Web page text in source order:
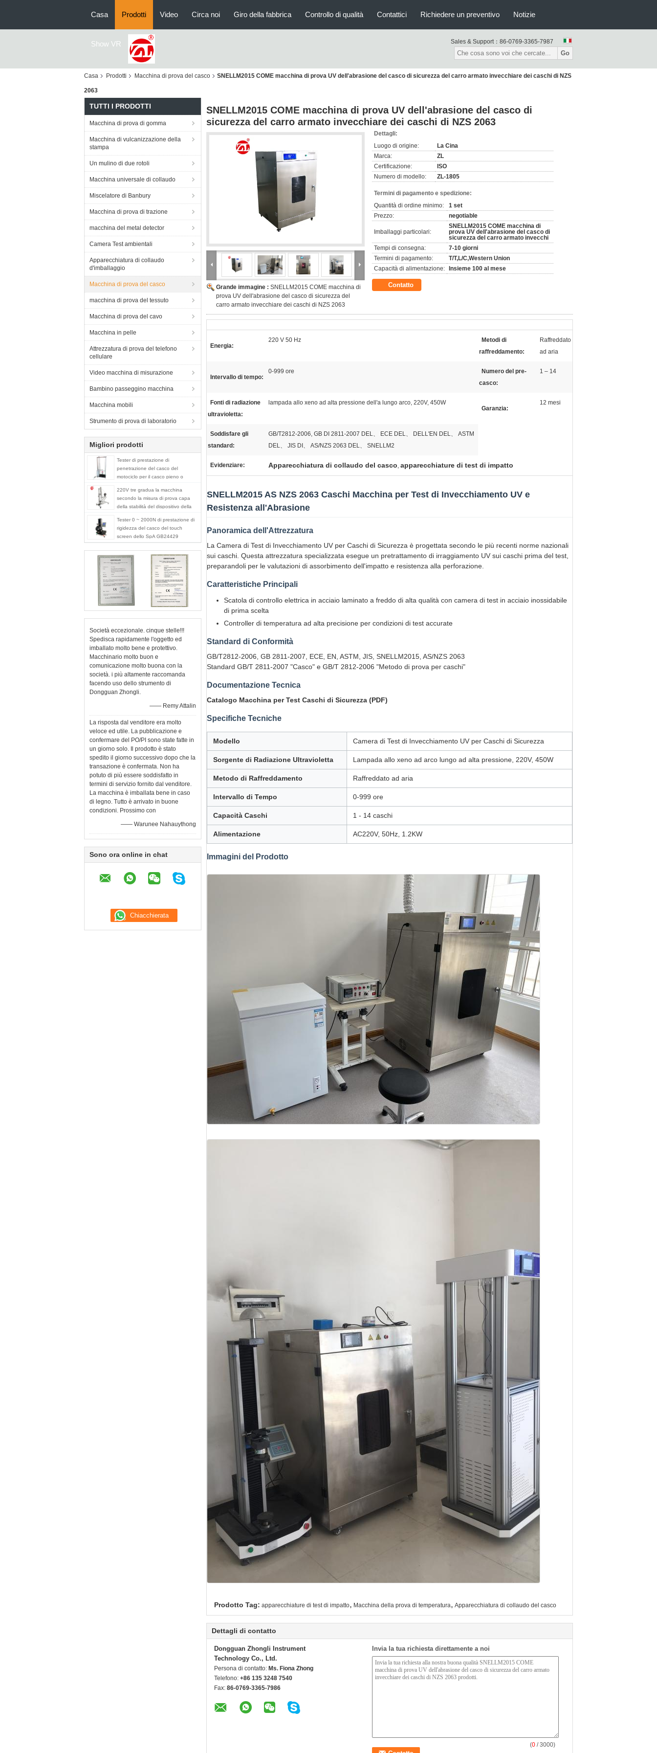
Casa Prodotti Video Circa noi Giro della fabbrica Controllo di qualità Contattici Richiedere un preventivo Notizie
Show VR Sales & Support： 86-0769-3365-7987
Go
Casa Prodotti Macchina di prova del casco SNELLM2015 COME macchina di prova UV dell'abrasione del casco di sicurezza del carro armato invecchiare dei caschi di NZS
2063
TUTTI I PRODOTTI
Macchina di prova di gomma
Macchina di vulcanizzazione della
stampa
Un mulino di due rotoli
Macchina universale di collaudo
Miscelatore di Banbury
Macchina di prova di trazione
macchina del metal detector
Camera Test ambientali
Apparecchiatura di collaudo
d'imballaggio
Macchina di prova del casco
macchina di prova del tessuto
Macchina di prova del cavo
Macchina in pelle
Attrezzatura di prova del telefono
cellulare
Video macchina di misurazione
Bambino passeggino macchina
Macchina mobili
Strumento di prova di laboratorio
Migliori prodotti
Tester di prestazione di
penetrazione del casco del
motociclo per il casco pieno o
220V tre gradua la macchina
secondo la misura di prova capa
della stabilità del dispositivo della
Tester 0 ~ 2000N di prestazione di
rigidezza del casco del touch
screen dello SpA GB24429
Società eccezionale. cinque stelle!!!
Spedisca rapidamente l'oggetto ed
imballato molto bene e protettivo.
Macchinario molto buon e
comunicazione molto buona con la
società. i più altamente raccomanda
facendo uso dello strumento di
Dongguan Zhongli.
—— Remy Attalin
La risposta dal venditore era molto
veloce ed utile. La pubblicazione e
confermare del PO/PI sono state fatte in
un giorno solo. Il prodotto è stato
spedito il giorno successivo dopo che la
transazione è confermata. Non ha
potuto di più essere soddisfatto in
termini di servizio fornito dal venditore.
La macchina è imballata bene in caso
di legno. Tutto è arrivato in buone
condizioni. Prossimo con
—— Warunee Nahauythong
Sono ora online in chat
SNELLM2015 COME macchina di prova UV dell'abrasione del casco di
sicurezza del carro armato invecchiare dei caschi di NZS 2063
Grande immagine : SNELLM2015 COME macchina di
prova UV dell'abrasione del casco di sicurezza del
carro armato invecchiare dei caschi di NZS 2063
Dettagli:
Luogo di origine:
La Cina
Marca:
ZL
Certificazione:
ISO
Numero di modello:
ZL-1805
Termini di pagamento e spedizione:
Quantità di ordine minimo:
1 set
Prezzo:
negotiable
Imballaggi particolari:
SNELLM2015 COME macchina di
prova UV dell'abrasione del casco di
sicurezza del carro armato invecchi
Tempi di consegna:
7-10 giorni
Termini di pagamento:
T/T,L/C,Western Union
Capacità di alimentazione:
Insieme 100 al mese
Contatto
Energia:
220 V 50 Hz
Metodi di
raffreddamento:
Raffreddato
ad aria
Intervallo di tempo:
0-999 ore
Numero del pre-
casco:
1 – 14
Fonti di radiazione
ultravioletta:
lampada allo xeno ad alta pressione dell'a lungo arco, 220V, 450W
Garanzia:
12 mesi
Soddisfare gli
standard:
GB/T2812-2006, GB DI 2811-2007 DEL、 ECE DEL、 DELL'EN DEL、 ASTM
DEL、 JIS DI、 AS/NZS 2063 DEL、 SNELLM2
Evidenziare: Apparecchiatura di collaudo del casco, apparecchiature di test di impatto
SNELLM2015 AS NZS 2063 Caschi Macchina per Test di Invecchiamento UV e
Resistenza all'Abrasione
Panoramica dell'Attrezzatura
La Camera di Test di Invecchiamento UV per Caschi di Sicurezza è progettata secondo le più recenti norme nazionali
sui caschi. Questa attrezzatura specializzata esegue un pretrattamento di irraggiamento UV sui caschi prima del test,
preparandoli per le valutazioni di assorbimento dell'impatto e resistenza alla perforazione.
Caratteristiche Principali
Scatola di controllo elettrica in acciaio laminato a freddo di alta qualità con camera di test in acciaio inossidabile
di prima scelta
Controller di temperatura ad alta precisione per condizioni di test accurate
Standard di Conformità
GB/T2812-2006, GB 2811-2007, ECE, EN, ASTM, JIS, SNELLM2015, AS/NZS 2063
Standard GB/T 2811-2007 "Casco" e GB/T 2812-2006 "Metodo di prova per caschi"
Documentazione Tecnica
Catalogo Macchina per Test Caschi di Sicurezza (PDF)
Specifiche Tecniche
Modello Camera di Test di Invecchiamento UV per Caschi di Sicurezza
Sorgente di Radiazione Ultravioletta Lampada allo xeno ad arco lungo ad alta pressione, 220V, 450W
Metodo di Raffreddamento Raffreddato ad aria
Intervallo di Tempo 0-999 ore
Capacità Caschi 1 - 14 caschi
Alimentazione AC220V, 50Hz, 1.2KW
Immagini del Prodotto
Prodotto Tag: apparecchiature di test di impatto, Macchina della prova di temperatura, Apparecchiatura di collaudo del casco
Dettagli di contatto
Dongguan Zhongli Instrument
Technology Co., Ltd.
Persona di contatto: Ms. Fiona Zhong
Telefono: +86 135 3248 7540
Fax: 86-0769-3365-7986
Invia la tua richiesta direttamente a noi
(0 / 3000)